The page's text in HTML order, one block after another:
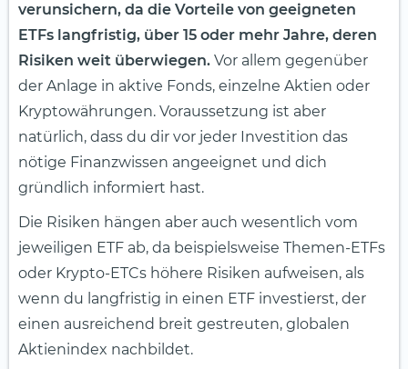
verunsichern, da die Vorteile von geeigneten
ETFs langfristig, über 15 oder mehr Jahre, deren
Risiken weit überwiegen. Vor allem gegenüber
der Anlage in aktive Fonds, einzelne Aktien oder
Kryptowährungen. Voraussetzung ist aber
natürlich, dass du dir vor jeder Investition das
nötige Finanzwissen angeeignet und dich
gründlich informiert hast.
Die Risiken hängen aber auch wesentlich vom
jeweiligen ETF ab, da beispielsweise Themen-ETFs
oder Krypto-ETCs höhere Risiken aufweisen, als
wenn du langfristig in einen ETF investierst, der
einen ausreichend breit gestreuten, globalen
Aktienindex nachbildet.